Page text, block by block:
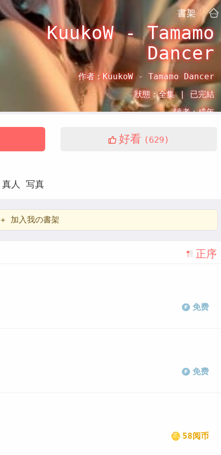
書架
KuukoW - Tamamo
Dancer
作者： KuukoW - Tamamo Dancer
狀態：全集 | 已完結
讀者：成年
好看 (629)
真人 写真
+ 加入我の書架
正序
免费
免费
58阅币